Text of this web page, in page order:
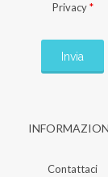
Privacy *
Contattaci